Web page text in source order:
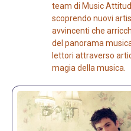
team di Music
scoprendo nuovi
avvincenti che
del panorama
lettori attraverso
magia della musica.